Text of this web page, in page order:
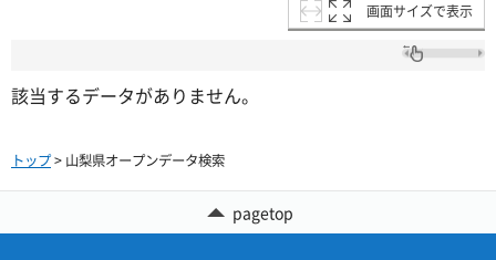
画面サイズで表示
該当するデータがありません。
トップ> 山梨県オープンデータ検索
pagetop